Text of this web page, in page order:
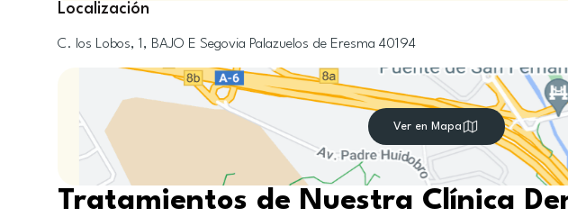
Localización
C. los Lobos, 1, BAJO E Segovia Palazuelos de Eresma 40194
Ver en Mapa
Tratamientos de Nuestra Clínica